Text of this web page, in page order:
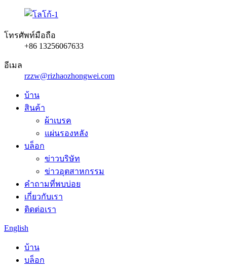
โทรศัพท์มือถือ
+86 13256067633
อีเมล
rzzw@rizhaozhongwei.com
บ้าน
สินค้า
ผ้าเบรค
แผ่นรองหลัง
บล็อก
ข่าวบริษัท
ข่าวอุตสาหกรรม
คำถามที่พบบ่อย
เกี่ยวกับเรา
ติดต่อเรา
English
บ้าน
บล็อก